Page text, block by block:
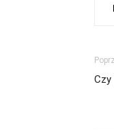
Czy